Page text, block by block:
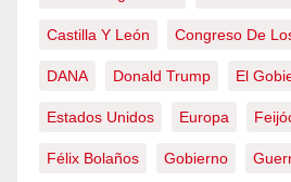
Castilla Y León Congreso De
DANA Donald Trump El
Estados Unidos Europa
Félix Bolaños Gobierno